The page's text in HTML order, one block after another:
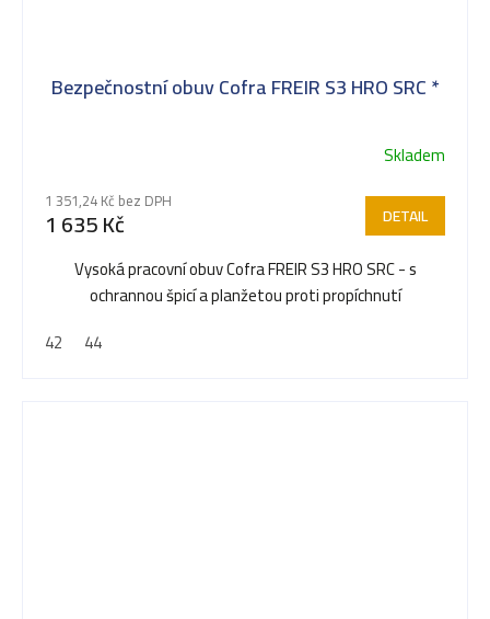
Bezpečnostní obuv Cofra FREIR S3 HRO SRC *
Skladem
1 351,24 Kč bez DPH
1 635 Kč DETAIL
Vysoká pracovní obuv Cofra FREIR S3 HRO SRC - s
ochrannou špicí a planžetou proti propíchnutí
42
44